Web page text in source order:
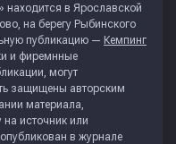
находится в Ярославской
на берегу Рыбинского
публикацию — Кемпинг
и фиремнные
могут
защищены авторским
материала,
на источник или
в журнале